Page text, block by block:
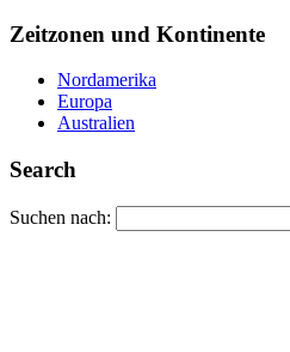
Zeitzonen und Kontinente
Nordamerika
Europa
Australien
Search
Suchen nach: